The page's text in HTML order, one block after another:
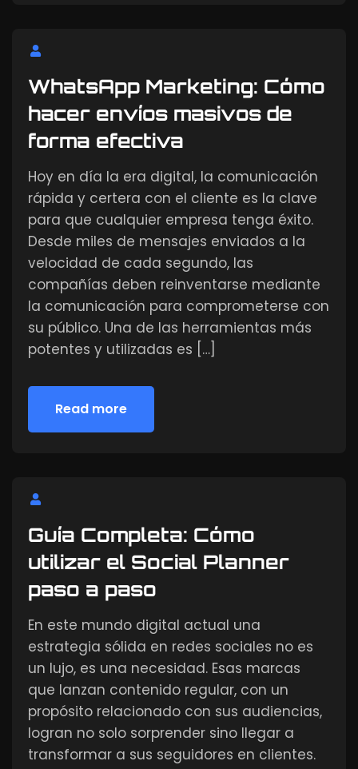
WhatsApp Marketing: Cómo
hacer envíos masivos de
forma efectiva
Hoy en día la era digital, la comunicación
rápida y certera con el cliente es la clave
para que cualquier empresa tenga éxito.
Desde miles de mensajes enviados a la
velocidad de cada segundo, las
compañías deben reinventarse mediante
la comunicación para comprometerse con
su público. Una de las herramientas más
potentes y utilizadas es […]
Read more
Guía Completa: Cómo
utilizar el Social Planner
paso a paso
En este mundo digital actual una
estrategia sólida en redes sociales no es
un lujo, es una necesidad. Esas marcas
que lanzan contenido regular, con un
propósito relacionado con sus audiencias,
logran no solo sorprender sino llegar a
transformar a sus seguidores en clientes.